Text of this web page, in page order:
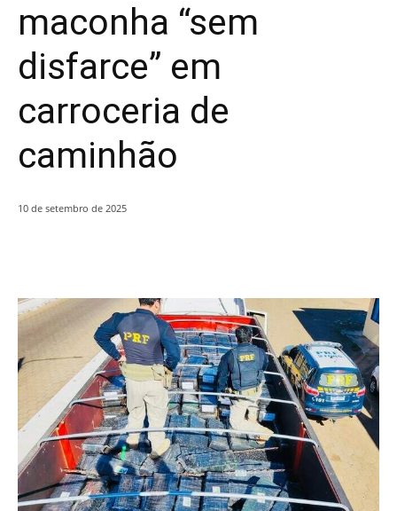
maconha “sem
disfarce” em
carroceria de
caminhão
10 de setembro de 2025